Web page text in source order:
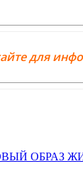
для
ОБРАЗ